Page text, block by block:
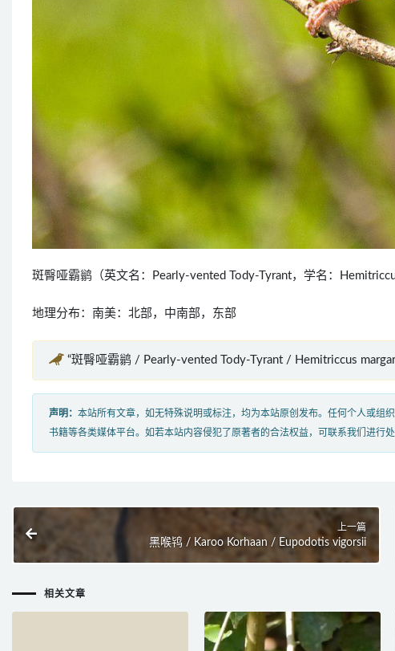
斑臀哑霸鹟（英文名：Pearly-vented Tody-Tyrant，学名：
地理分布：南美：北部，中南部，东部
“斑臀哑霸鹟 / Pearly-vented Tody-Tyrant / Hemitriccus
声明： 本站所有文章，如无特殊说明或标注，均为本站原创发布。任何个人或组
书籍等各类媒体平台。如若本站内容侵犯了原著者的合法权益，可联系我们进行处
上一篇
黑喉鸨 / Karoo Korhaan / Eupodotis vigorsii
相关文章